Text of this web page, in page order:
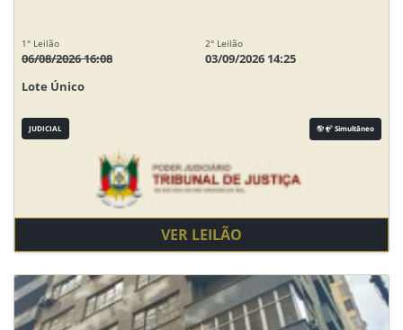
1° Leilão
06/08/2026 16:08
2° Leilão
03/09/2026 14:25
Lote Único
JUDICIAL Simultâneo
VER LEILÃO